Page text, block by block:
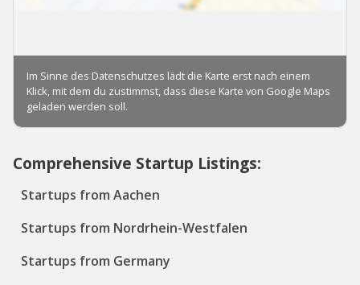
Comprehensive Startup Listings:
Startups from Aachen
Startups from Nordrhein-Westfalen
Startups from Germany